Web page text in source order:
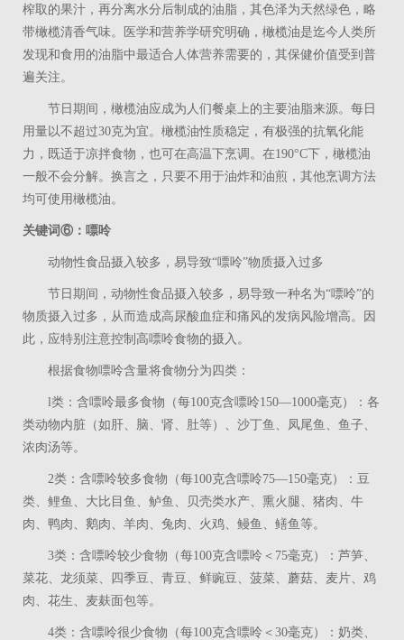
榨取的果汁，再分离水分后制成的油脂，其色泽为天然绿色，略
带橄榄清香气味。医学和营养学研究明确，橄榄油是迄今人类所
发现和食用的油脂中最适合人体营养需要的，其保健价值受到普
遍关注。
节日期间，橄榄油应成为人们餐桌上的主要油脂来源。每日
用量以不超过30克为宜。橄榄油性质稳定，有极强的抗氧化能
力，既适于凉拌食物，也可在高温下烹调。在190°C下，橄榄油
一般不会分解。换言之，只要不用于油炸和油煎，其他烹调方法
均可使用橄榄油。
关键词⑥：嘌呤
动物性食品摄入较多，易导致“嘌呤”物质摄入过多
节日期间，动物性食品摄入较多，易导致一种名为“嘌呤”的
物质摄入过多，从而造成高尿酸血症和痛风的发病风险增高。因
此，应特别注意控制高嘌呤食物的摄入。
根据食物嘌呤含量将食物分为四类：
l类：含嘌呤最多食物（每100克含嘌呤150—1000毫克）：各
类动物内脏（如肝、脑、肾、肚等）、沙丁鱼、凤尾鱼、鱼子、
浓肉汤等。
2类：含嘌呤较多食物（每100克含嘌呤75—150毫克）：豆
类、鲤鱼、大比目鱼、鲈鱼、贝壳类水产、熏火腿、猪肉、牛
肉、鸭肉、鹅肉、羊肉、兔肉、火鸡、鳗鱼、鳝鱼等。
3类：含嘌呤较少食物（每100克含嘌呤＜ 75毫克）：芦笋、
菜花、龙须菜、四季豆、青豆、鲜豌豆、菠菜、蘑菇、麦片、鸡
肉、花生、麦麸面包等。
4类：含嘌呤很少食物（每100克含嘌呤＜ 30毫克）：奶类、